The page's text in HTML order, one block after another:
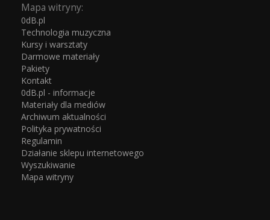
Mapa witryny:
0dB.pl
Technologia muzyczna
Kursy i warsztaty
Darmowe materiały
Pakiety
Kontakt
0dB.pl - informacje
Materiały dla mediów
Archiwum aktualności
Polityka prywatności
Regulamin
Działanie sklepu internetowego
Wyszukiwanie
Mapa witryny